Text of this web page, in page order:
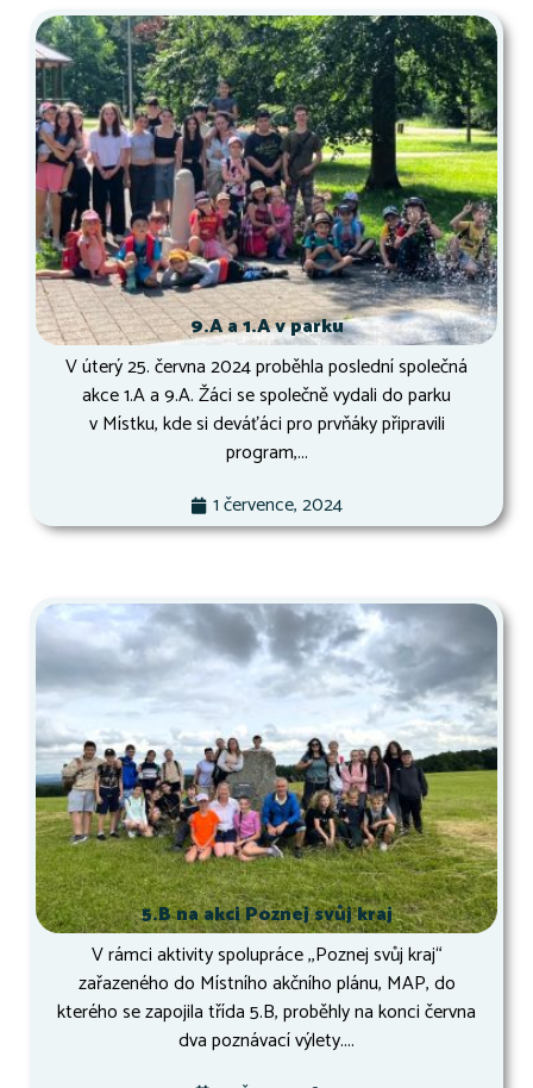
9.A a 1.A v parku
V úterý 25. června 2024 proběhla poslední společná
akce 1.A a 9.A. Žáci se společně vydali do parku
v Místku, kde si deváťáci pro prvňáky připravili
program,...
1 července, 2024
5.B na akci Poznej svůj kraj
V rámci aktivity spolupráce ,,Poznej svůj kraj“
zařazeného do Místního akčního plánu, MAP, do
kterého se zapojila třída 5.B, proběhly na konci června
dva poznávací výlety....